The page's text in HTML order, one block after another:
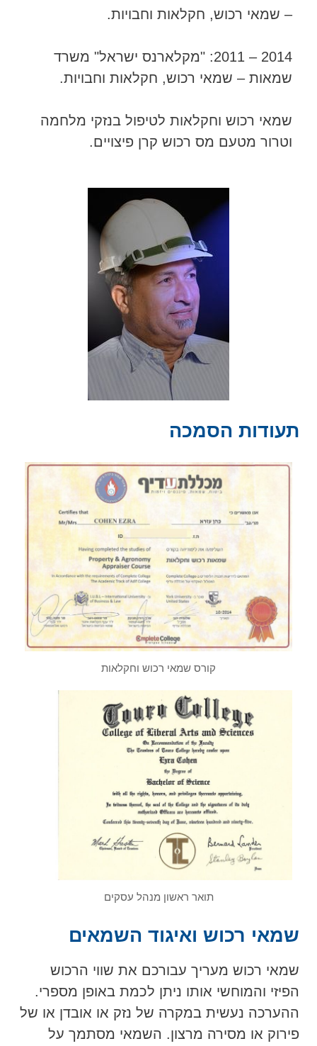
– שמאי רכוש, חקלאות וחבויות.
2014 – 2011: "מקלארנס ישראל" משרד
שמאות – שמאי רכוש, חקלאות וחבויות.
שמאי רכוש וחקלאות לטיפול בנזקי מלחמה
וטרור מטעם מס רכוש קרן פיצויים.
תעודות הסמכה
קורס שמאי רכוש וחקלאות
תואר ראשון מנהל עסקים
שמאי רכוש ואיגוד השמאים
שמאי רכוש מעריך עבורכם את שווי הרכוש
הפיזי והמוחשי אותו ניתן לכמת באופן מספרי.
ההערכה נעשית במקרה של נזק או אובדן או של
פירוק או מסירה מרצון. השמאי מסתמך על